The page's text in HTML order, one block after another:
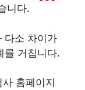
니다.
다소 차이가
를 거칩니다.
사 홈페이지